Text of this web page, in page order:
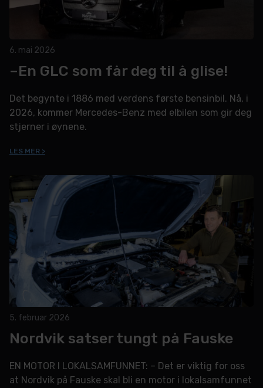
6. mai 2026
–En GLC som får deg til å glise!
Det begynte i 1886 med verdens første bensinbil. Nå, i
2026, kommer Mercedes-Benz med elbilen som gir deg
stjerner i øynene.
LES MER >
5. februar 2026
Nordvik satser tungt på Fauske
EN MOTOR I LOKALSAMFUNNET: – Det er viktig for oss
at Nordvik på Fauske skal bli en motor i lokalsamfunnet